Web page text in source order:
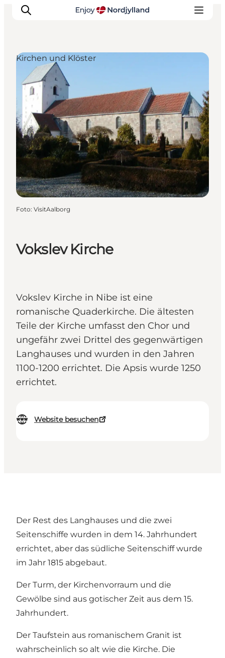
Erlebnisse
Reiseplanung
Destinationen
Guides
Veranstaltungen
Für Kinder
Vokslev Kirche
Vokslev Kirche in Nibe ist eine
romanische Quaderkirche. Die ältesten
Teile der Kirche umfasst den Chor und
ungefähr zwei Drittel des gegenwärtigen
Langhauses und wurden in den Jahren
1100-1200 errichtet. Die Apsis wurde 1250
errichtet.
Website besuchen
Kirchen und Klöster
Foto: VisitAalborg
Der Rest des Langhauses und die zwei
Seitenschiffe wurden in dem 14. Jahrhundert
errichtet, aber das südliche Seitenschiff wurde
im Jahr 1815 abgebaut.
Der Turm, der Kirchenvorraum und die
Gewölbe sind aus gotischer Zeit aus dem 15.
Jahrhundert.
Der Taufstein aus romanischem Granit ist
wahrscheinlich so alt wie die Kirche. Die